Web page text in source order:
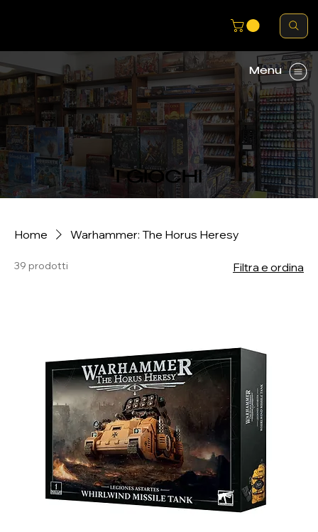
I GIOCHI
Menu
Home Warhammer: The Horus Heresy
39 prodotti Filtra e ordina